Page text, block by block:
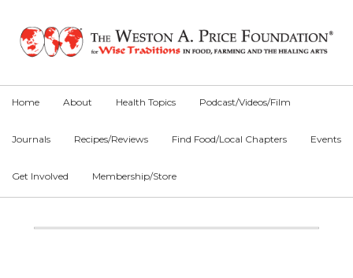
primary
main
primary
Home About Health Topics Podcast/Videos/Film
Journals Recipes/Reviews Find Food/Local Chapters Events
Get Involved Membership/Store
Main